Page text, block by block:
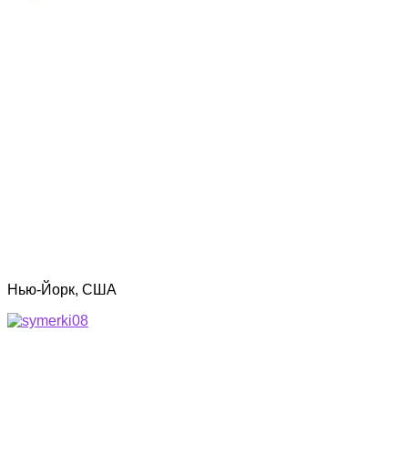
Нью-Йорк, США